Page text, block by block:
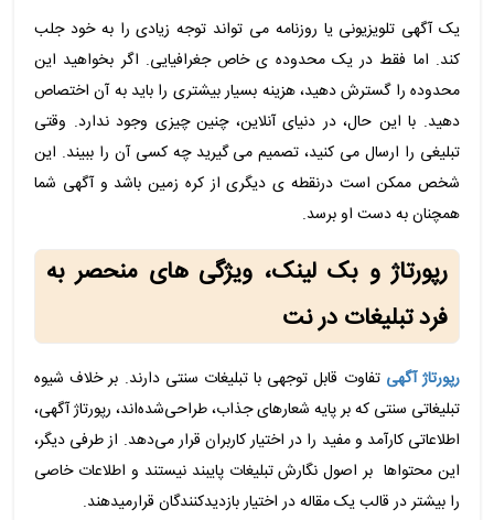
یک آگهی تلویزیونی یا روزنامه می تواند توجه زیادی را به خود جلب
کند. اما فقط در یک محدوده ی خاص جغرافیایی. اگر بخواهید این
محدوده را گسترش دهید، هزینه بسیار بیشتری را باید به آن اختصاص
دهید. با این حال، در دنیای آنلاین، چنین چیزی وجود ندارد. وقتی
تبلیغی را ارسال می کنید، تصمیم می گیرید چه کسی آن را ببیند. این
شخص ممکن است درنقطه ی دیگری از کره زمین باشد و آگهی شما
همچنان به دست او برسد.
رپورتاژ و بک لینک، ویژگی های منحصر به
فرد تبلیغات در نت
رپورتاژ آگهی‌تفاوت قابل توجهی با تبلیغات سنتی دارند. بر خلاف شیوه
تبلیغاتی سنتی که بر پایه شعارهای جذاب، طراحی‌شده‌اند، رپورتاژ آگهی،
اطلاعاتی کارآمد و مفید را در اختیار کاربران قرار می‌دهد. از طرفی دیگر،
این محتواها بر اصول نگارش تبلیغات پایبند نیستند و اطلاعات خاصی
را بیشتر در قالب یک مقاله در اختیار بازدیدکنندگان قرارمیدهند.